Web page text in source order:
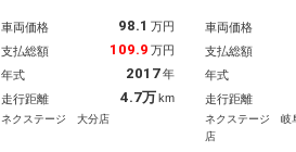
Ｃ Ｂｌｕｅｔｏｏｔｈ再
生 スマートキー オートラ
イト オートエアコン 電動
格納ミラー ＣＤ／ＤＶＤ再
生 車線逸脱警報
車両価格 98.1 万円
支払総額 109.9 万円
年式 2017年
走行距離 4.7万km
ネクステージ 大分店
禁煙車 ドラ
センサー ス
ＥＤヘッド
６インチアル
ビーム 車線
トライト
車両価格
支払総額
年式
走行距離
ネクステージ 岐
店